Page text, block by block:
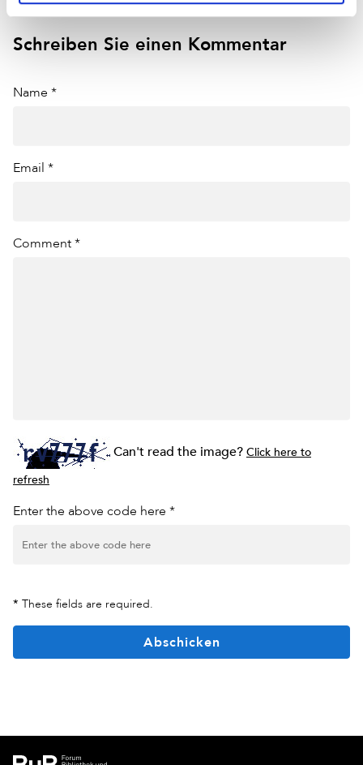
Schreiben Sie einen Kommentar
Name *
Email *
Comment *
Can't read the image?Click here to
refresh
Enter the above code here *
* These fields are required.
Abschicken